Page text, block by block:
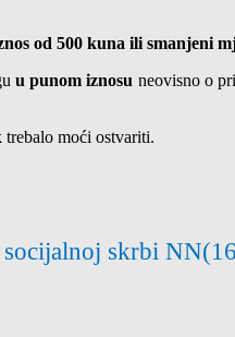
od 500 kuna ili smanjeni
u punom iznosu neovisno o
moći ostvariti.
socijalnoj skrbi